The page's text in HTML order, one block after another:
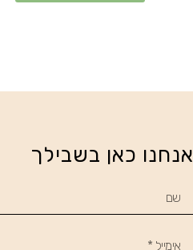
אנחנו כאן בשבילך